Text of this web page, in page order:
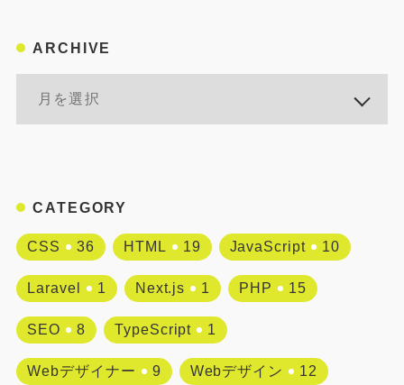
ARCHIVE
CATEGORY
CSS 36 HTML 19 JavaScript 10
Laravel 1 Next.js 1 PHP 15
SEO 8 TypeScript 1
Webデザイナー 9 Webデザイン 12